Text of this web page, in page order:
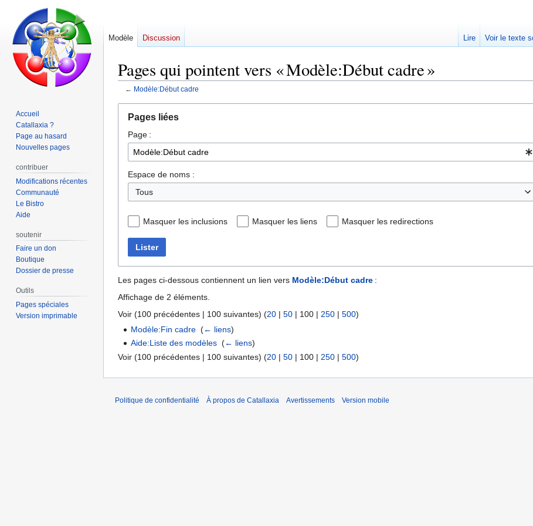
Pages qui pointent vers « Modèle:Début cadre »
← Modèle:Début cadre
navigation
recherche
Pages liées
Page :
Espace de noms :
Tous
Masquer les inclusions Masquer les liens Masquer les redirections
Lister
Les pages ci-dessous contiennent un lien vers Modèle:Début cadre :
Affichage de 2 éléments.
Voir (100 précédentes | 100 suivantes) (20 | 50 | 100 | 250 | 500)
Modèle:Fin cadre ‎(← liens)
Aide:Liste des modèles ‎(← liens)
Voir (100 précédentes | 100 suivantes) (20 | 50 | 100 | 250 | 500)
Modèle Discussion Lire Voir le texte
Accueil
Catallaxia ?
Page au hasard
Nouvelles pages
contribuer
Modifications récentes
Communauté
Le Bistro
Aide
soutenir
Faire un don
Boutique
Dossier de presse
Outils
Pages spéciales
Version imprimable
Politique de confidentialité À propos de Catallaxia Avertissements Version mobile